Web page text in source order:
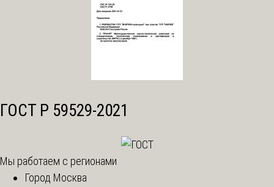
ГОСТ Р 59529-2021
Мы работаем с регионами
Город Москва